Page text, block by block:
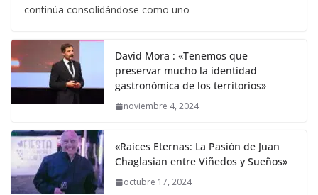
continúa consolidándose como uno
David Mora : «Tenemos que
preservar mucho la identidad
gastronómica de los territorios»
noviembre 4, 2024
«Raíces Eternas: La Pasión de Juan
Chaglasian entre Viñedos y Sueños»
octubre 17, 2024